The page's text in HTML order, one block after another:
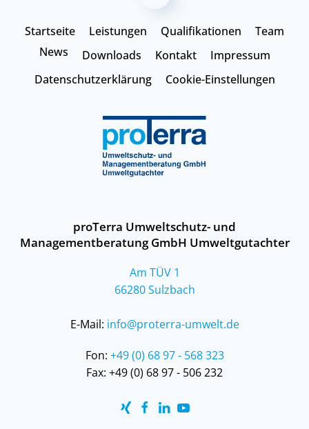
Startseite Leistungen Qualifikationen
Team
News
Downloads Kontakt
Impressum
Datenschutzerklärung
Cookie-Einstellungen
proTerra Umweltschutz- und
Managementberatung GmbH Umweltgutachter
Am TÜV 1
66280 Sulzbach
E-Mail: info@proterra-umwelt.de
Fon: +49 (0) 68 97 - 568 323
Fax: +49 (0) 68 97 - 506 232